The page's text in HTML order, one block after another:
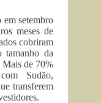
setembro
meses de
cobriram
tamanho da
de 70%
Sudão,
transferem